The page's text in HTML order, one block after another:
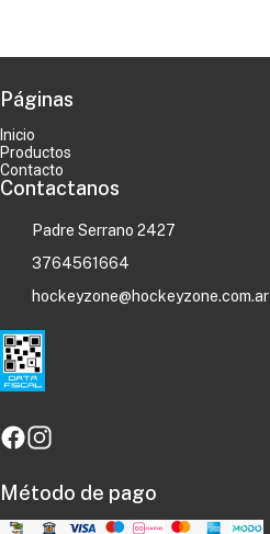
Páginas
Inicio
Productos
Contacto
Contactanos
Padre Serrano 2427
3764561664
hockeyzone@hockeyzone.com.ar
Método de pago